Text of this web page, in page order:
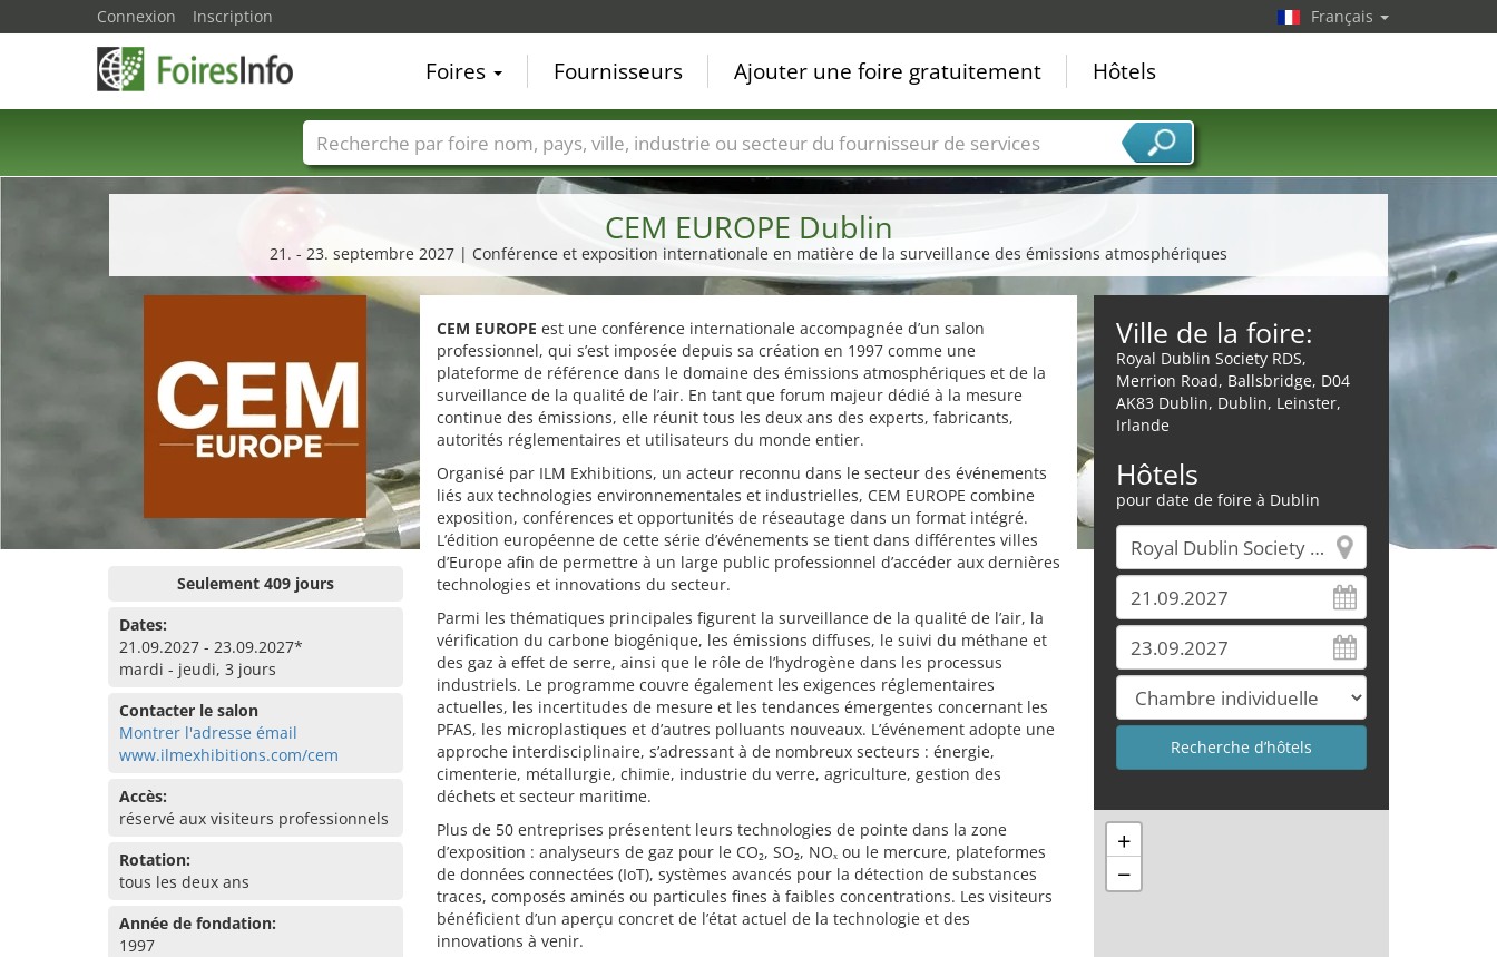
CEM EUROPE Dublin
21. - 23. septembre 2027 | Conférence et exposition internationale en matière de la surveillance des émissions atmosphériques
Seulement 409 jours
Dates:
21.09.2027 - 23.09.2027*
mardi - jeudi, 3 jours
Contacter le salon
Montrer l'adresse émail
www.ilmexhibitions.com/cem
Accès:
réservé aux visiteurs professionnels
Rotation:
tous les deux ans
Année de fondation:
1997
CEM EUROPE est une conférence internationale accompagnée d’un salon
professionnel, qui s’est imposée depuis sa création en 1997 comme une
plateforme de référence dans le domaine des émissions atmosphériques et de la
surveillance de la qualité de l’air. En tant que forum majeur dédié à la mesure
continue des émissions, elle réunit tous les deux ans des experts, fabricants,
autorités réglementaires et utilisateurs du monde entier.
Organisé par ILM Exhibitions, un acteur reconnu dans le secteur des événements
liés aux technologies environnementales et industrielles, CEM EUROPE combine
exposition, conférences et opportunités de réseautage dans un format intégré.
L’édition européenne de cette série d’événements se tient dans différentes villes
d’Europe afin de permettre à un large public professionnel d’accéder aux dernières
technologies et innovations du secteur.
Parmi les thématiques principales figurent la surveillance de la qualité de l’air, la
vérification du carbone biogénique, les émissions diffuses, le suivi du méthane et
des gaz à effet de serre, ainsi que le rôle de l’hydrogène dans les processus
industriels. Le programme couvre également les exigences réglementaires
actuelles, les incertitudes de mesure et les tendances émergentes concernant les
PFAS, les microplastiques et d’autres polluants nouveaux. L’événement adopte une
approche interdisciplinaire, s’adressant à de nombreux secteurs : énergie,
cimenterie, métallurgie, chimie, industrie du verre, agriculture, gestion des
déchets et secteur maritime.
Plus de 50 entreprises présentent leurs technologies de pointe dans la zone
d’exposition : analyseurs de gaz pour le CO₂, SO₂, NOₓ ou le mercure, plateformes
de données connectées (IoT), systèmes avancés pour la détection de substances
traces, composés aminés ou particules fines à faibles concentrations. Les visiteurs
bénéficient d’un aperçu concret de l’état actuel de la technologie et des
innovations à venir.
Ville de la foire:
Royal Dublin Society RDS,
Merrion Road, Ballsbridge, D04
AK83 Dublin, Dublin, Leinster,
Irlande
Hôtels
pour date de foire à Dublin
+
−
Connexion Inscription Français
Foires Fournisseurs Ajouter une foire gratuitement Hôtels
Foire noms Pays Villes Secteurs de foire Secteurs du fournisseur de services